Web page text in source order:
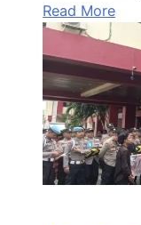
Read More